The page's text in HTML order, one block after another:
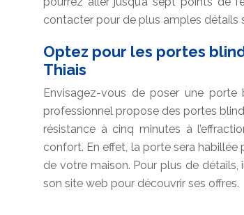
contacter pour de plus amples détails
Optez pour les portes
Thiais
Envisagez-vous de poser une
professionnel propose des portes
résistance à cinq minutes à
confort. En effet, la porte sera habillée
de votre maison. Pour plus de
son site web pour découvrir ses offres.